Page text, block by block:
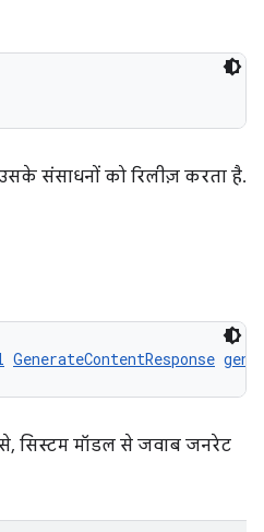
संसाधनों को रिलीज़ करता है.
GenerateContentResponse
सिस्टम मॉडल से जवाब जनरेट